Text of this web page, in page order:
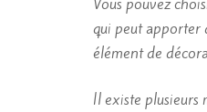
qui peut apporter
élément de
Il existe plusieurs